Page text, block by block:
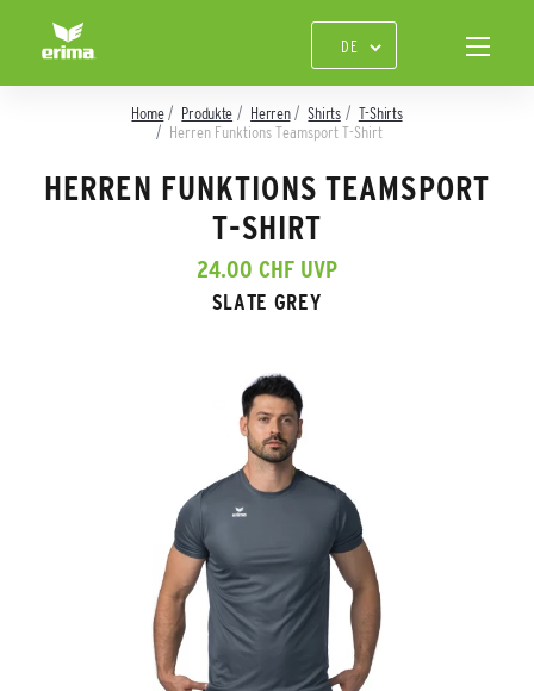
Home Produkte Herren Shirts
T-Shirts
Herren Funktions Teamsport T-Shirt
HERREN FUNKTIONS TEAMSPORT
T-SHIRT
24.00 CHF UVP
SLATE GREY